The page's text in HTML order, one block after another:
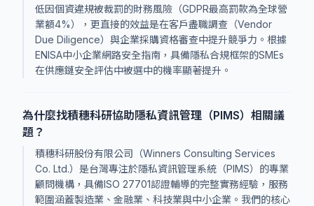
低因個資違規被裁罰的財務風險（GDPR最高罰款為全球營
業額4%），更直接的效益是在客戶盡職調查（Vendor
Due Diligence）與企業採購資格審查中提升競爭力。根據
ENISA中小企業網路安全指南，具備隱私合規框架的SMEs
在供應鏈安全評估中被選中的機率顯著提升。
為什麼找積穗科研協助隱私資訊管理（PIMS）相關議
題？
積穗科研股份有限公司（Winners Consulting Services
Co. Ltd.）是台灣專注於隱私資訊管理系統（PIMS）的專業
顧問機構，具備ISO 27701認證輔導的完整實務經驗，服務
範圍涵蓋製造業、金融業、科技業與中小企業。我們的核心